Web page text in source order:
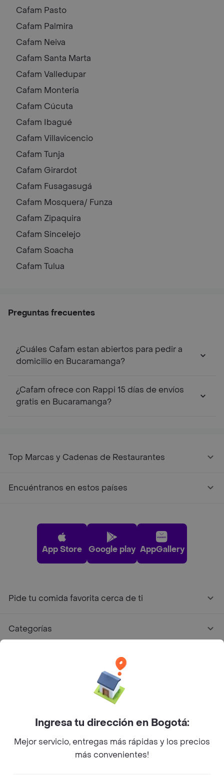
Cafam Pasto
Cafam Palmira
Cafam Neiva
Cafam Santa Marta
Cafam Valledupar
Cafam Monteria
Cafam Cúcuta
Cafam Ibagué
Cafam Villavicencio
Cafam Tunja
Cafam Girardot
Cafam Fusagasugá
Cafam Mosquera/ Funza
Cafam Zipaquira
Cafam Sincelejo
Cafam Soacha
Cafam Tulua
Preguntas frecuentes
¿Cuáles Cafam estan abiertos para pedir a
domicilio en Bucaramanga?
¿Cafam ofrece con Rappi 15 días de envíos
gratis en Bucaramanga?
Top Marcas y Cadenas de Restaurantes
Encuéntranos en estos países
App Store Google play AppGallery
Pide tu comida favorita cerca de ti
Categorías
Facebook
Twitter
Instagram
©2026Rappi Inc. All rights reserved.
Ingresa tu dirección en Bogotá:
Mejor servicio, entregas más rápidas y los precios
más convenientes!